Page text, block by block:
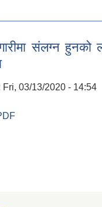
संलग्न हुनको
Fri, 03/13/2020 - 14:54